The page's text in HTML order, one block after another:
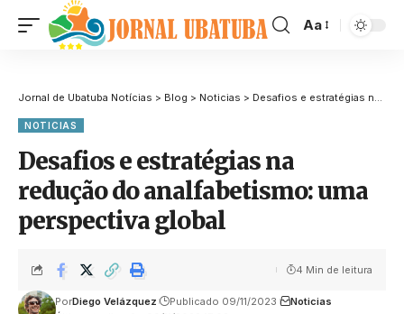
Aa
Jornal de Ubatuba Notícias > Blog > Noticias > Desafios e estratégias na redução do analfabetismo: uma perspectiva global
NOTICIAS
Desafios e estratégias na
redução do analfabetismo: uma
perspectiva global
PorDiego Velázquez Publicado 09/11/2023 Noticias
4 Min de leitura